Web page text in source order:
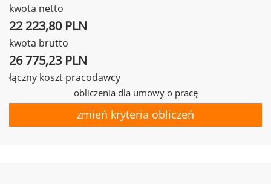
kwota netto
22 223,80 PLN
kwota brutto
26 775,23 PLN
łączny koszt pracodawcy
obliczenia dla umowy o pracę
zmień kryteria obliczeń